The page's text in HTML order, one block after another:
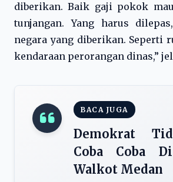
diberikan. Baik gaji pokok
tunjangan. Yang harus
negara yang diberikan. Seperti
kendaraan perorangan dinas,”
BACA JUGA
Demokrat
Coba Coba
Walkot Medan